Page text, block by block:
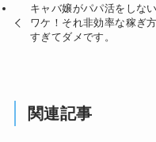
キャバ嬢がパパ活をしない
ワケ！それ非効率な稼ぎ方
すぎてダメです。
関連記事